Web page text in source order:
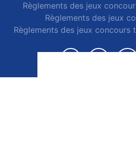
Règlements des jeux
Règlements des jeux
Règlements des jeux concours